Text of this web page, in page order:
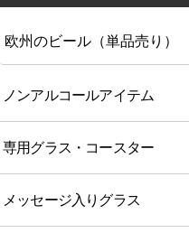
欧州のビール（単品売り）
ノンアルコールアイテム
専用グラス・コースター
メッセージ入りグラス